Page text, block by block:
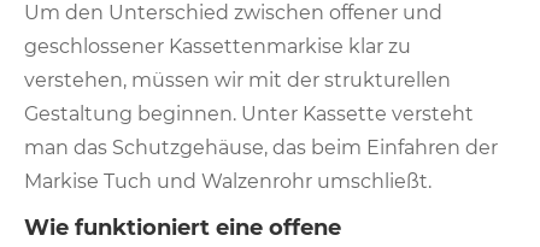
Um den Unterschied zwischen offener und
geschlossener Kassettenmarkise klar zu
verstehen, müssen wir mit der strukturellen
Gestaltung beginnen. Unter Kassette versteht
man das Schutzgehäuse, das beim Einfahren der
Markise Tuch und Walzenrohr umschließt.
Wie funktioniert eine offene